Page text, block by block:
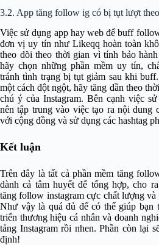
3.2. App tăng follow ig có bị tụt lượt
Việc sử dụng app hay web để buff
đơn vị uy tín như Likeqq hoàn toàn
theo dõi theo thời gian vì tính bảo
hãy chọn những phần mềm uy tín,
tránh tình trạng bị tụt giảm sau khi
một cách đột ngột, hãy tăng dần theo
chú ý của Instagram. Bên cạnh việc
nên tập trung vào việc tạo ra nội dung
với cộng đồng và sử dụng các hashtag
Kết luận
Trên đây là tất cả phần mềm tăng
dành cả tâm huyết để tổng hợp, cho
tăng follow instagram cực chất lượng
Như vậy là quá đủ để có thể giúp bạn
triển thương hiệu cá nhân và doanh
tảng Instagram rồi nhen. Phần còn lại
định!